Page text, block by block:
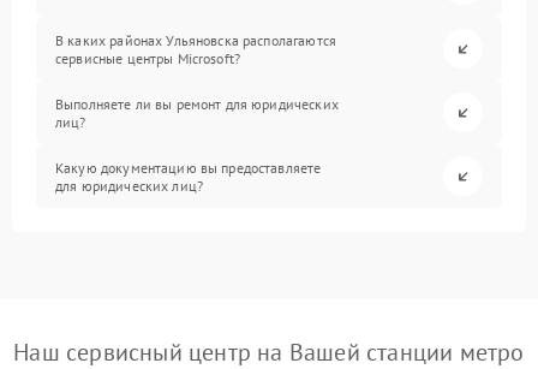
В каких районах Ульяновска располагаются
сервисные центры Microsoft?
Выполняете ли вы ремонт для юридических
лиц?
Какую документацию вы предоставляете
для юридических лиц?
Наш сервисный центр на Вашей станции метро